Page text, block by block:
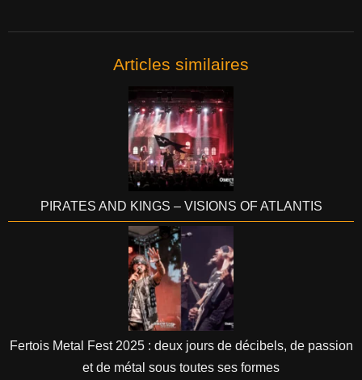
Articles similaires
PIRATES AND KINGS – VISIONS OF ATLANTIS
Fertois Metal Fest 2025 : deux jours de décibels, de passion
et de métal sous toutes ses formes